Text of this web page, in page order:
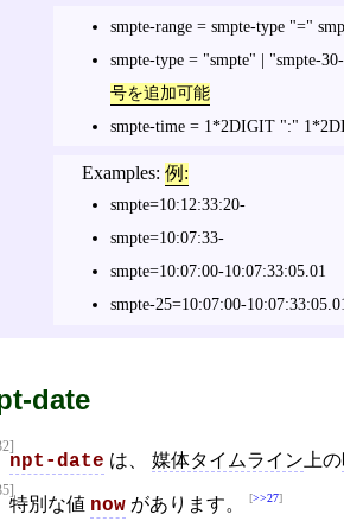
smpte-range = smpte-type "="
smpte-type = "smpte" | "smpte-
号を追加可能
smpte-time = 1*2DIGIT ":"
Examples: 例:
smpte=10:12:33:20-
smpte=10:07:33-
smpte=10:07:00-10:07:33:05.01
smpte-25=10:07:00-
date
npt-date は、 媒体タイムライン 上の
特別な値 now があります。 >>27